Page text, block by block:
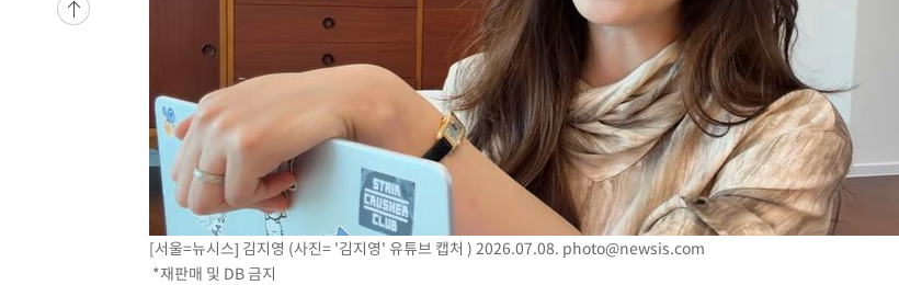
-4776초 전 >
[속보]'압수수색·성접대 논란' 축구협회 "실망과 걱정 안겨드려 죄
'최고 37도' 폭염 지속…강원동해안 최대 150㎜ 비
[속보]뉴욕증시 상승 마감…S&P 0.6% 나스닥 1.3%↑
[서울=뉴시스] 김지영 (사진= '김지영' 유튜브 캡처 ) 2026.07.08. photo@newsis.com
*재판매 및 DB 금지